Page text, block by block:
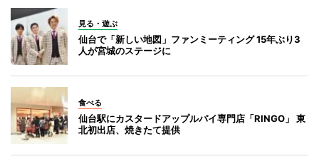
見る・遊ぶ
仙台で「新しい地図」ファンミーティング 15年ぶり3
人が宮城のステージに
食べる
仙台駅にカスタードアップルパイ専門店「RINGO」 東
北初出店、焼きたて提供